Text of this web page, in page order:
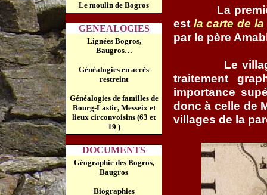
Le moulin de Bogros
GENEALOGIES
Lignées Bogros,
Baugros…
Généalogies en accès
restreint
Généalogies de familles de
Bourg-Lastic, Messeix et
lieux circonvoisins (63 et
19 )
DOCUMENTS
Géographie des Bogros,
Baugros
Biographies
La
est la carte de
par le père
Le
traitement
importance
donc à celle de
villages de la